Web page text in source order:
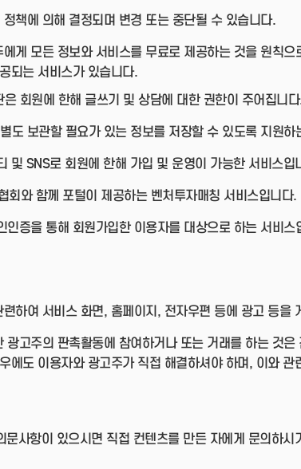
책에 의해 결정되며 변경 또는 중단될 수 있습니다.
게 모든 정보와 서비스를 무료로 제공하는 것을 원칙으
되는 서비스가 있습니다.
회원에 한해 글쓰기 및 상담에 대한 권한이 주어집니
도 보관할 필요가 있는 정보를 저장할 수 있도록 지원하
SNS로 회원에 한해 가입 및 운영이 가능한 서비스입
와 함께 포털이 제공하는 벤처투자매칭 서비스입니다.
증을 통해 회원가입한 이용자를 대상으로 하는 서비스
하여 서비스 화면, 홈페이지, 전자우편 등에 광고 등을
고주의 판촉활동에 참여하거나 또는 거래를 하는 것
에도 이용자와 광고주가 직접 해결하셔야 하며, 이와
사항이 있으시면 직접 컨텐츠를 만든 자에게 문의하